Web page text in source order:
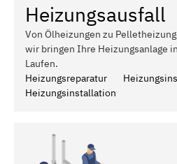
Heizungsausfall
Von Ölheizungen zu
wir bringen Ihre Heizungsanlage
Laufen.
Heizungsreparatur
Heizungsinstallation